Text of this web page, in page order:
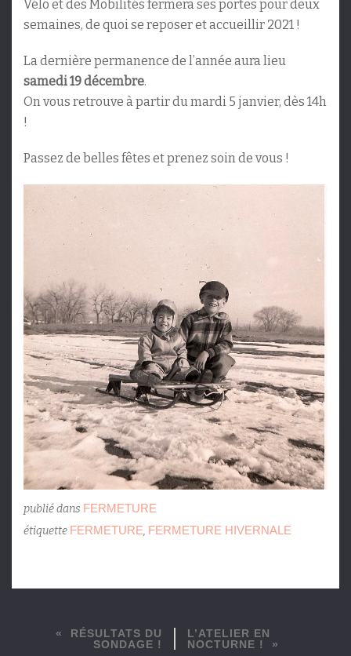
Vélo et des Mobilités fermera ses portes pour deux
semaines, de quoi se reposer et accueillir 2021 !
La dernière permanence de l’année aura lieu
samedi 19 décembre.
On vous retrouve à partir du mardi 5 janvier, dès 14h
!
Passez de belles fêtes et prenez soin de vous !
publié dans FERMETURE
étiquette FERMETURE, FERMETURE HIVERNALE
RÉSULTATS DU
SONDAGE !
L’ATELIER EN
NOCTURNE !